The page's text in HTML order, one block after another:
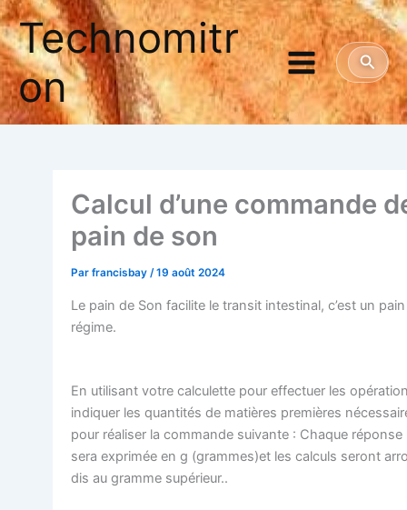
Aller
au
contenu
Technomitr
on
Cal­cul d’une com­mande
pain de son
Par francisbay /19 août 2024
Le pain de Son faci­lite le tran­sit intes­ti­nal, c’est un
régime.
En uti­li­sant votre cal­cu­lette pour effec­tuer les
indi­quer les quan­ti­tés de matières pre­mières
pour réa­li­ser la com­mande sui­vante : Chaque réponse
sera expri­mée en g (grammes)et les cal­culs seront
dis au gramme supérieur..